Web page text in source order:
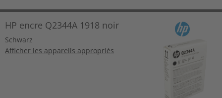
HP encre Q2344A 1918 noir
Schwarz
Afficher les appareils appropriés